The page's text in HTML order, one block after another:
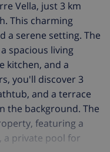
Vella, just 3 km
This charming
a serene setting. The
spacious living
kitchen, and a
you'll discover 3
and a terrace
the background. The
featuring a
a private pool for